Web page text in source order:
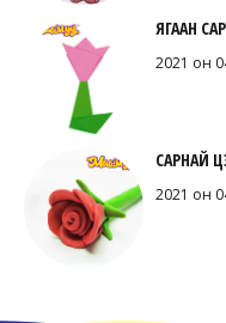
ЯГААН
2021 он
САРНАЙ
2021 он